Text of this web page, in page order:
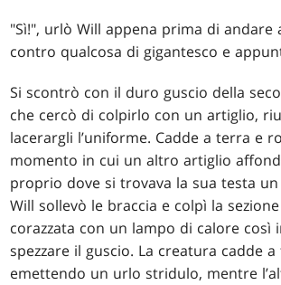
"Sì!", urlò Will appena prima di andare
contro qualcosa di gigantesco e
Si scontrò con il duro guscio della
che cercò di colpirlo con un artiglio,
lacerargli l’uniforme. Cadde a terra e
momento in cui un altro artiglio
proprio dove si trovava la sua testa
Will sollevò le braccia e colpì la
corazzata con un lampo di calore così
spezzare il guscio. La creatura cadde
emettendo un urlo stridulo, mentre